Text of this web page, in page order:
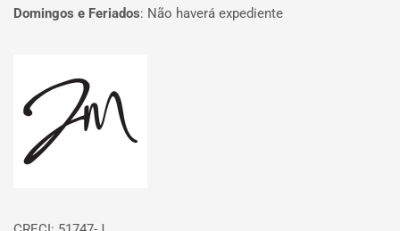
Domingos e Feriados: Não haverá expediente